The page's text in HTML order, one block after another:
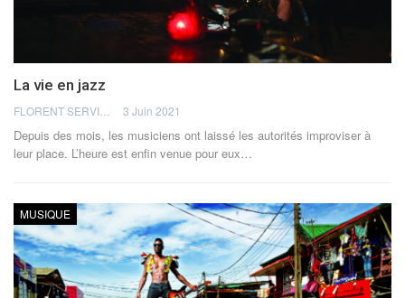
La vie en jazz
3 Juin 2021
Depuis des mois, les musiciens ont laissé les autorités improviser à
leur place. L’heure est enfin venue pour eux…
MUSIQUE